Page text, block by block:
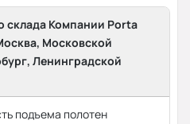
склада Компании Porta
Московской
Ленинградской
подъема полотен